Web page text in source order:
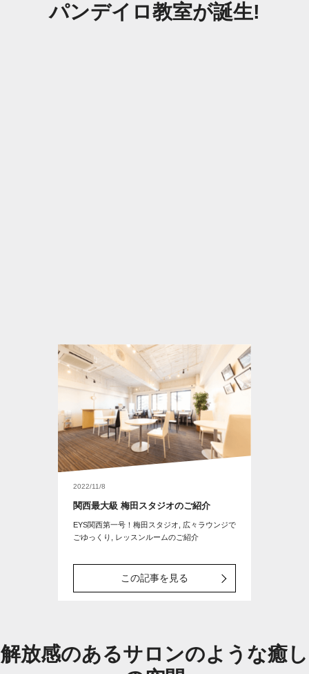
パンデイロ教室が誕生!
2022/11/8
関西最大級 梅田スタジオのご紹介
EYS関西第一号！梅田スタジオ, 広々ラウンジで
ごゆっくり, レッスンルームのご紹介
この記事を見る
解放感のあるサロンのような癒し